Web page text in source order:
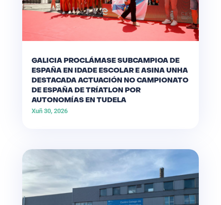
GALICIA PROCLÁMASE SUBCAMPIOA DE
ESPAÑA EN IDADE ESCOLAR E ASINA UNHA
DESTACADA ACTUACIÓN NO CAMPIONATO
DE ESPAÑA DE TRÍATLON POR
AUTONOMÍAS EN TUDELA
Xuñ 30, 2026